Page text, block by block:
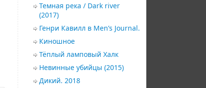
Темная река / Dark river
(2017)
Генри Кавилл в Men’s Journal.
Киношное
Тёплый ламповый Халк
Невинные убийцы (2015)
Дикий. 2018